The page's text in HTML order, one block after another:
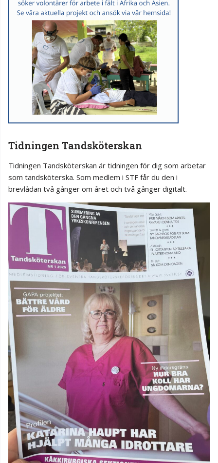
Tidningen Tandsköterskan
Tidningen Tandsköterskan är tidningen för dig som arbetar
som tandsköterska. Som medlem i STF får du den i
brevlådan två gånger om året och två gånger digitalt.